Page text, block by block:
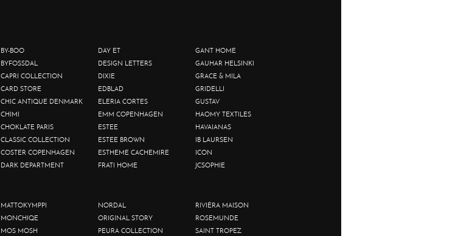
BY-BOO
BYFOSSDAL
CAPRI COLLECTION
CARD STORE
CHIC ANTIQUE DENMARK
CHIMI
CHOKLATE PARIS
CLASSIC COLLECTION
COSTER COPENHAGEN
DARK DEPARTMENT
DAY ET
DESIGN LETTERS
DIXIE
EDBLAD
ELERIA CORTES
EMM COPENHAGEN
ESTEE
ESTEE BROWN
ESTHEME CACHEMIRE
FRATI HOME
GANT HOME
GAUHAR HELSINKI
GRACE & MILA
GRIDELLI
GUSTAV
HAOMY TEXTILES
HAVAIANAS
IB LAURSEN
ICON
JCSOPHIE
MATTOKYMPPI
MONCHIQE
MOS MOSH
NORDAL
ORIGINAL STORY
PEURA COLLECTION
RIVIÈRA MAISON
ROSEMUNDE
SAINT TROPEZ